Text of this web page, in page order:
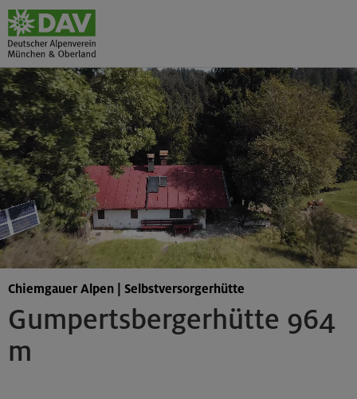
Chiemgauer Alpen | Selbstversorgerhütte
Gumpertsbergerhütte 964
m